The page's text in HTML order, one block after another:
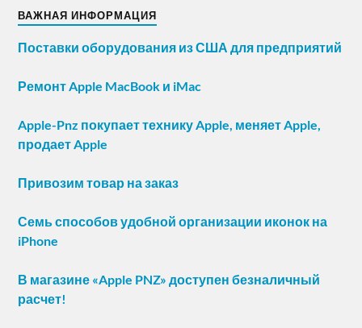
ВАЖНАЯ ИНФОРМАЦИЯ
Поставки оборудования из США для предприятий
Ремонт Apple MacBook и iMac
Apple-Pnz покупает технику Apple, меняет Apple,
продает Apple
Привозим товар на заказ
Семь способов удобной организации иконок на
iPhone
В магазине «Apple PNZ» доступен безналичный
расчет!